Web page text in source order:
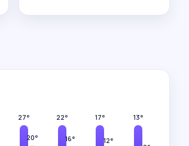
27°
20°
22°
16°
17°
12°
13°